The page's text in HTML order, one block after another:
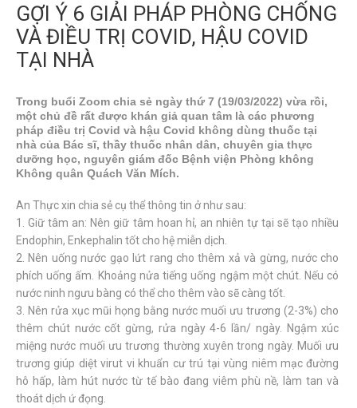
hệGỢI Ý 6 GIẢI PHÁP PHÒNG CHỐNG
VÀ ĐIỀU TRỊ COVID, HẬU COVID
TẠI NHÀ
Trong buổi Zoom chia sẻ ngày thứ 7 (19/03/2022) vừa rồi,
một chủ đề rất được khán giả quan tâm là các phương
pháp điều trị Covid và hậu Covid không dùng thuốc tại
nhà của Bác sĩ, thầy thuốc nhân dân, chuyên gia thực
dưỡng học, nguyên giám đốc Bệnh viện Phòng không
Không quân Quách Văn Mích.
An Thực xin chia sẻ cụ thể thông tin ở như sau:
1. Giữ tâm an: Nên giữ tâm hoan hỉ, an nhiên tự tại sẽ tạo nhiều
Endophin, Enkephalin tốt cho hệ miễn dịch.
2. Nên uống nước gạo lứt rang cho thêm xả và gừng, nước cho
phích uống ấm. Khoảng nửa tiếng uống ngậm một chút. Nếu có
nước ninh ngưu bàng có thể cho thêm vào sẽ càng tốt.
3. Nên rửa xục mũi họng bằng nước muối ưu trương (2-3%) cho
thêm chút nước cốt gừng, rửa ngày 4-6 lần/ ngày. Ngậm xúc
miệng nước muối ưu trương thường xuyên trong ngày. Muối ưu
trương giúp diệt virut vi khuẩn cư trú tại vùng niêm mạc đường
hô hấp, làm hút nước từ tế bào đang viêm phù nề, làm tan và
thoát dịch ứ đọng.